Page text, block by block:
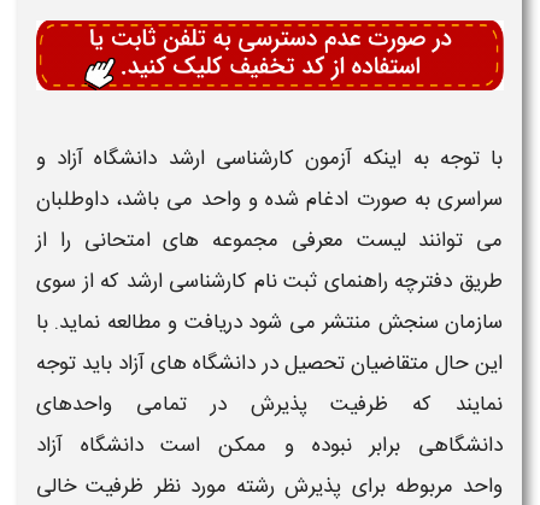
با توجه به اینکه آزمون کارشناسی ارشد دانشگاه آزاد و
سراسری به صورت ادغام شده و واحد می باشد، داوطلبان
می توانندلیست معرفی مجموعه های امتحانی را از
طریق دفترچه راهنمای ثبت نام کارشناسی ارشد که از سوی
سازمان سنجش منتشر می شود دریافت و مطالعه نماید. با
این حال متقاضیان تحصیل دردانشگاه های آزاد باید توجه
نمایند که ظرفیت پذیرش در تمامی واحدهای
دانشگاهی برابر نبوده و ممکن استدانشگاه آزاد
واحد مربوطه برای پذیرش رشته مورد نظر ظرفیت خالی